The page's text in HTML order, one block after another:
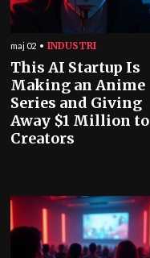
maj 02 INDUSTRI
This AI Startup Is
Making an Anime
Series and Giving
Away $1 Million to
Creators